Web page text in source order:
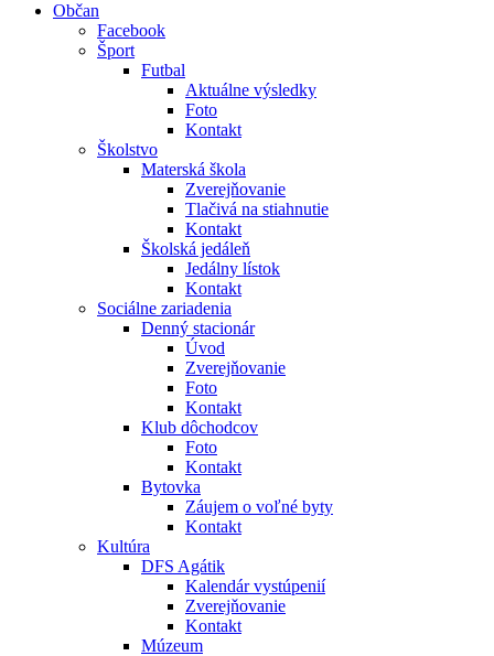
Občan
Facebook
Šport
Futbal
Aktuálne výsledky
Foto
Kontakt
Školstvo
Materská škola
Zverejňovanie
Tlačivá na stiahnutie
Kontakt
Školská jedáleň
Jedálny lístok
Kontakt
Sociálne zariadenia
Denný stacionár
Úvod
Zverejňovanie
Foto
Kontakt
Klub dôchodcov
Foto
Kontakt
Bytovka
Záujem o voľné byty
Kontakt
Kultúra
DFS Agátik
Kalendár vystúpenií
Zverejňovanie
Kontakt
Múzeum